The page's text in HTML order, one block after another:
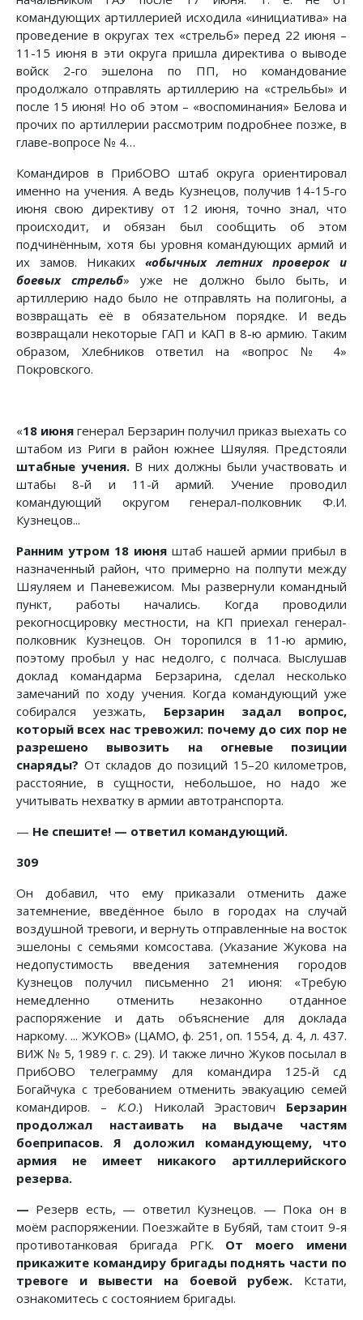
командующих артиллерией исходила «инициатива» на
проведение в округах тех «стрельб» перед 22 июня –
11-15 июня в эти округа пришла директива о выводе
войск 2-го эшелона по ПП, но командование
продолжало отправлять артиллерию на «стрельбы» и
после 15 июня! Но об этом – «воспоминания» Белова и
прочих по артиллерии рассмотрим подробнее позже, в
главе-вопросе № 4…
Командиров в ПрибОВО штаб округа ориентировал
именно на учения. А ведь Кузнецов, получив 14-15-го
июня свою директиву от 12 июня, точно знал, что
происходит, и обязан был сообщить об этом
подчинённым, хотя бы уровня командующих армий и
их замов. Никаких «обычных летних проверок и
боевых стрельб» уже не должно было быть, и
артиллерию надо было не отправлять на полигоны, а
возвращать её в обязательном порядке. И ведь
возвращали некоторые ГАП и КАП в 8-ю армию. Таким
образом, Хлебников ответил на «вопрос № 4»
Покровского.
«18 июня генерал Берзарин получил приказ выехать со
штабом из Риги в район южнее Шяуляя. Предстояли
штабные учения.В них должны были участвовать и
штабы 8-й и 11-й армий. Учение проводил
командующий округом генерал-полковник Ф.И.
Кузнецов...
Ранним утром 18 июняштаб нашей армии прибыл в
назначенный район, что примерно на полпути между
Шяуляем и Паневежисом. Мы развернули командный
пункт, работы начались. Когда проводили
рекогносцировку местности, на КП приехал генерал-
полковник Кузнецов. Он торопился в 11-ю армию,
поэтому пробыл у нас недолго, с полчаса. Выслушав
доклад командарма Берзарина, сделал несколько
замечаний по ходу учения. Когда командующий уже
собирался уезжать, Берзарин задал вопрос,
который всех нас тревожил: почему до сих пор не
разрешено вывозить на огневые позиции
снаряды? От складов до позиций 15–20 километров,
расстояние, в сущности, небольшое, но надо же
учитывать нехватку в армии автотранспорта.
— Не спешите! — ответил командующий.
309
Он добавил, что ему приказали отменить даже
затемнение, введённое было в городах на случай
воздушной тревоги, и вернуть отправленные на восток
эшелоны с семьями комсостава. (Указание Жукова на
недопустимость введения затемнения городов
Кузнецов получил письменно 21 июня: «Требую
немедленно отменить незаконно отданное
распоряжение и дать объяснение для доклада
наркому. ... ЖУКОВ» (ЦАМО, ф. 251, оп. 1554, д. 4, л. 437.
ВИЖ № 5, 1989 г. с. 29). И также лично Жуков посылал в
ПрибОВО телеграмму для командира 125-й сд
Богайчука с требованием отменить эвакуацию семей
командиров. –К.О.) Николай Эрастович Берзарин
продолжал настаивать на выдаче частям
боеприпасов. Я доложил командующему, что
армия не имеет никакого артиллерийского
резерва.
— Резерв есть, — ответил Кузнецов. — Пока он в
моём распоряжении. Поезжайте в Бубяй, там стоит 9-я
противотанковая бригада РГК. От моего имени
прикажите командиру бригады поднять части по
тревоге и вывести на боевой рубеж. Кстати,
ознакомитесь с состоянием бригады.